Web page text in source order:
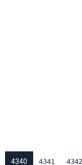
4340 4341 4342